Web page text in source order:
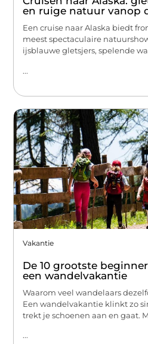
en ruige natuur vanop
Een cruise naar Alaska biedt
meest spectaculaire
ijsblauwe gletsjers, spelende
...
Vakantie
De 10 grootste
een wandelvakantie
Waarom veel wandelaars
Een wandelvakantie klinkt zo
trekt je schoenen aan en gaat.
...